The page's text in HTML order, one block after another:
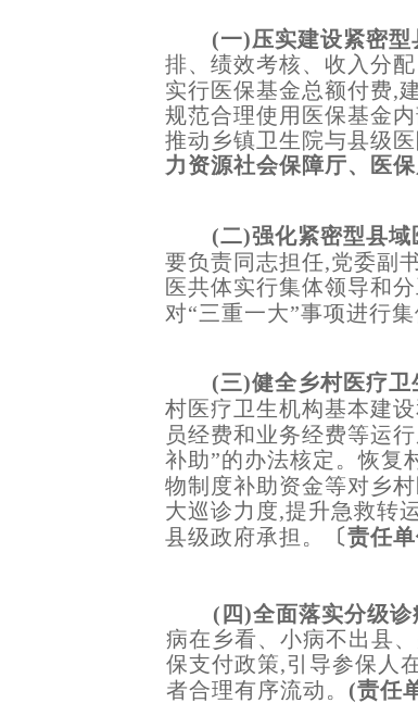
(一)压实建设紧密型
排、绩效考核、收入分
实行医保基金总额付费,
规范合理使用医保基金
推动乡镇卫生院与县级
力资源社会保障厅、医保
(二)强化紧密型县域
要负责同志担任,党委副
医共体实行集体领导和
对“三重一大”事项进行集
(三)健全乡村医疗
村医疗卫生机构基本建
员经费和业务经费等运
补助”的办法核定。恢复
物制度补助资金等对乡
大巡诊力度,提升急救转
县级政府承担。
〔责任
(四)全面落实分级诊
病在乡看、小病不出县
保支付政策,引导参保人
者合理有序流动。 (责任